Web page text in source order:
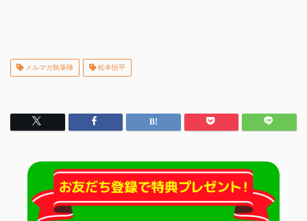
メルマガ執筆陣 松本恒平